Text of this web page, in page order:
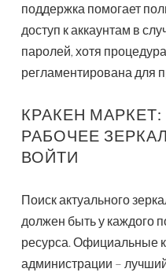
поддержка помогает
доступ к аккаунтам в
паролей, хотя
регламентирована для
КРАКЕН МАРКЕТ:
РАБОЧЕЕ
ВОЙТИ
Поиск актуального
должен быть у каждого
ресурса. Официальные
администрации –